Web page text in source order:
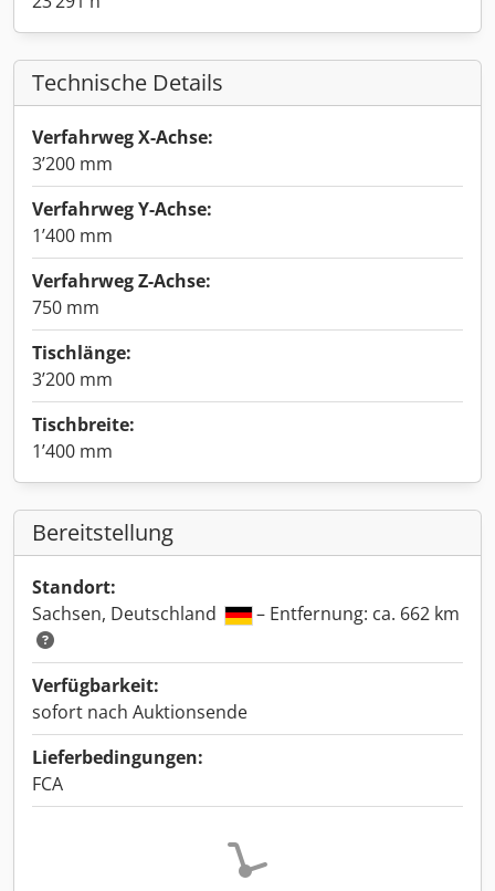
Technische Details
Verfahrweg X-Achse:
3’200 mm
Verfahrweg Y-Achse:
1’400 mm
Verfahrweg Z-Achse:
750 mm
Tischlänge:
3’200 mm
Tischbreite:
1’400 mm
Bereitstellung
Standort:
Sachsen, Deutschland
– Entfernung: ca. 662 km
Verfügbarkeit:
sofort nach Auktionsende
Lieferbedingungen:
FCA